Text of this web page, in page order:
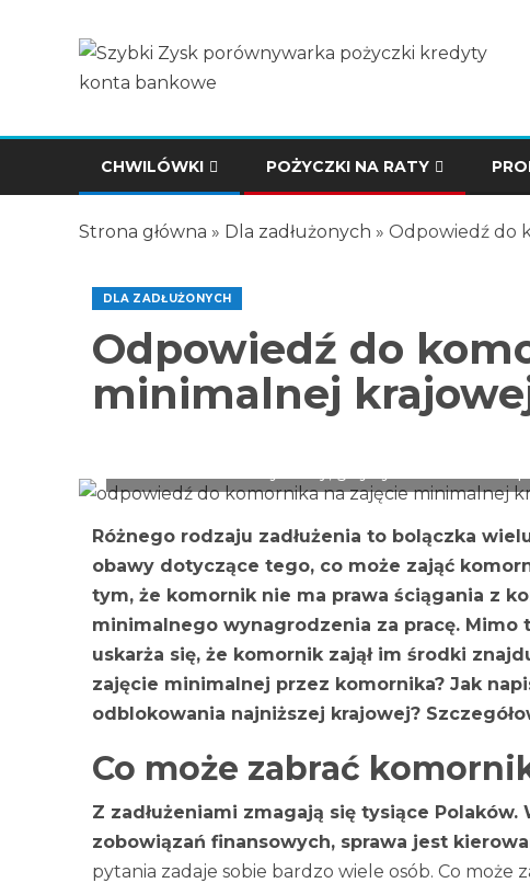
CHWILÓWKI POŻYCZKI NA RATY
Strona główna » Dla zadłużonych » Odpowiedź do
DLA ZADŁUŻONYCH
Odpowiedź do
minimalnej
Różnego rodzaju zadłużenia to bolączka
obawy dotyczące tego, co może zająć
tym, że komornik nie ma prawa ściągania z
minimalnego wynagrodzenia za pracę.
uskarża się, że komornik zajął im środki
zajęcie minimalnej przez komornika? Jak
odblokowania najniższej krajowej?
Co może zabrać
Z zadłużeniami zmagają się tysiące
zobowiązań finansowych, sprawa jest
pytania zadaje sobie bardzo wiele osób. Co